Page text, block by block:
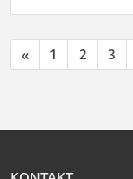
« 1 2 3